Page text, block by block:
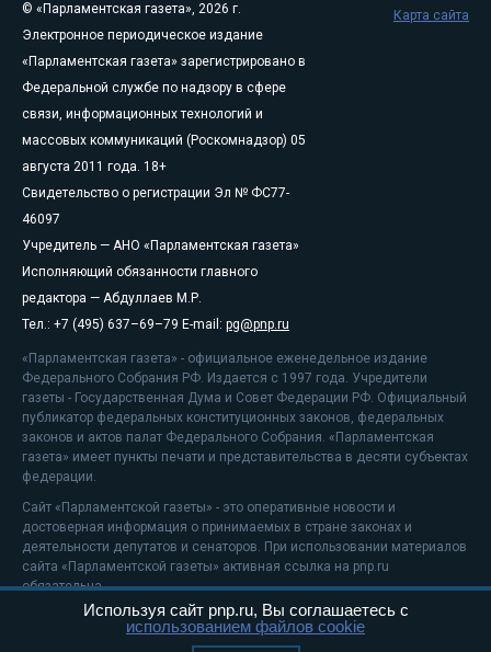
© «Парламентская газета», 2026 г.
Электронное периодическое издание
«Парламентская газета» зарегистрировано в
Федеральной службе по надзору в сфере
связи, информационных технологий и
массовых коммуникаций (Роскомнадзор) 05
августа 2011 года. 18+
Свидетельство о регистрации Эл № ФС77-
46097
Учредитель — АНО «Парламентская газета»
Исполняющий обязанности главного
редактора — Абдуллаев М.Р.
Тел.: +7 (495) 637–69–79 E-mail: pg@pnp.ru
«Парламентская газета» - официальное еженедельное издание
Федерального Собрания РФ. Издается с 1997 года. Учредители
газеты - Государственная Дума и Совет Федерации РФ. Официальный
публикатор федеральных конституционных законов, федеральных
законов и актов палат Федерального Собрания. «Парламентская
газета» имеет пункты печати и представительства в десяти субъектах
федерации.
Сайт «Парламентской газеты» - это оперативные новости и
достоверная информация о принимаемых в стране законах и
деятельности депутатов и сенаторов. При использовании материалов
сайта «Парламентской газеты» активная ссылка на pnp.ru
обязательна.
На информационном ресурсе применяютсярекомендательные
Карта сайта
Используя сайт pnp.ru, Вы соглашаетесь с
использованием файлов cookie